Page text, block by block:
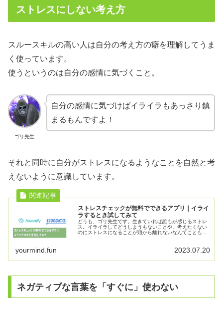
ストレスにしない考え方
スルースキルの高い人は自分の考え方の癖を理解してうま
く使っています。
使うというのは自分の感情に気づくこと。
ゴリ先生
自分の感情に気づけばイライラもあっさり鎮
まるもんですよ！
それと同時に自分がストレスになるようなことを自然と考
えないように意識しています。
ストレスチェックが無料でできるアプリ｜イライ
ラするとき試してみて
どうも、ゴリ先生です。生きていれば誰もが感じるストレ
ス。イライラしてどうしようもないことや、考えたくない
のにストレスになることが頭から離れないなんてことも多
yourmind.fun 2023.07.20
ネガティブな言葉を「すぐに」使わない